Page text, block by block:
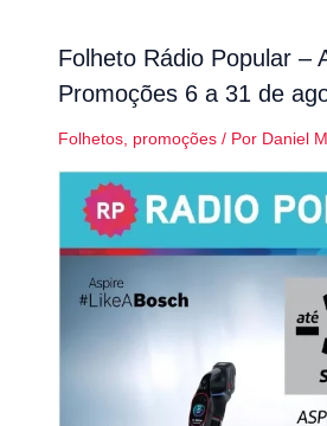
Folheto Rádio Popular –
Promoções 6 a 31 de
Folhetos, promoções/ Por Daniel